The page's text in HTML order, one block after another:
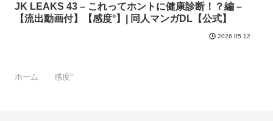
JK LEAKS 43 – これってホントに健康診断！？編 –
【流出動画付】【感度°】| 同人マンガDL【公式】
2026.05.12
ホーム 感度°